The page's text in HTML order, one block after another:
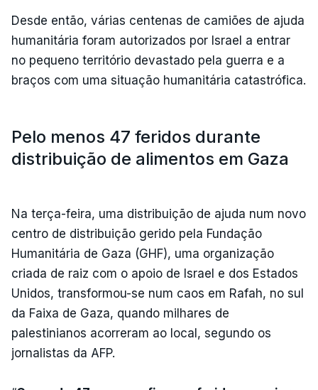
Desde então, várias centenas de camiões de ajuda
humanitária foram autorizados por Israel a entrar
no pequeno território devastado pela guerra e a
braços com uma situação humanitária catastrófica.
Pelo menos 47 feridos durante
distribuição de alimentos em Gaza
Na terça-feira, uma distribuição de ajuda num novo
centro de distribuição gerido pela Fundação
Humanitária de Gaza (GHF), uma organização
criada de raiz com o apoio de Israel e dos Estados
Unidos, transformou-se num caos em Rafah, no sul
da Faixa de Gaza, quando milhares de
palestinianos acorreram ao local, segundo os
jornalistas da AFP.